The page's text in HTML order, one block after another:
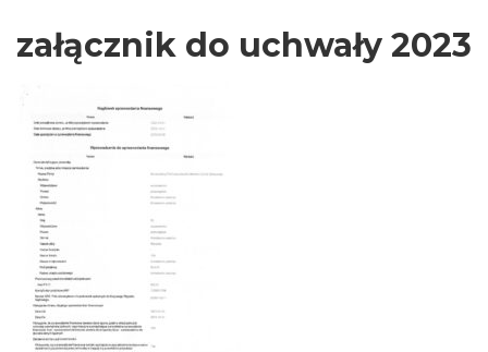
załącznik do uchwały 2023